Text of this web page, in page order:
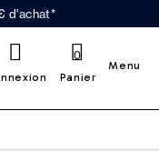
d'achat*
Panier
0
Menu